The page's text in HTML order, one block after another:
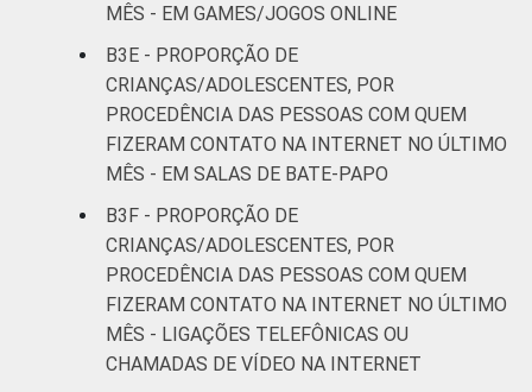
MÊS - EM GAMES/JOGOS ONLINE
B3E - PROPORÇÃO DE
CRIANÇAS/ADOLESCENTES, POR
PROCEDÊNCIA DAS PESSOAS COM QUEM
FIZERAM CONTATO NA INTERNET NO ÚLTIMO
MÊS - EM SALAS DE BATE-PAPO
B3F - PROPORÇÃO DE
CRIANÇAS/ADOLESCENTES, POR
PROCEDÊNCIA DAS PESSOAS COM QUEM
FIZERAM CONTATO NA INTERNET NO ÚLTIMO
MÊS - LIGAÇÕES TELEFÔNICAS OU
CHAMADAS DE VÍDEO NA INTERNET